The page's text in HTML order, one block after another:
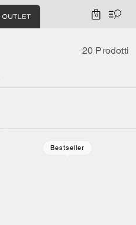
0
20 Prodotti
Bestseller